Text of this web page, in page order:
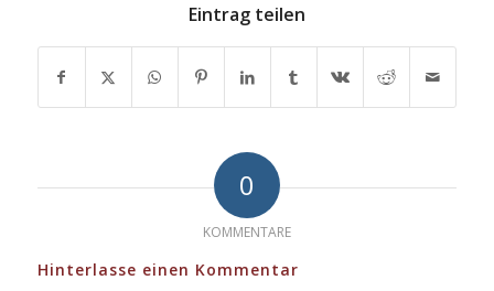
Eintrag teilen
0
KOMMENTARE
Hinterlasse einen Kommentar